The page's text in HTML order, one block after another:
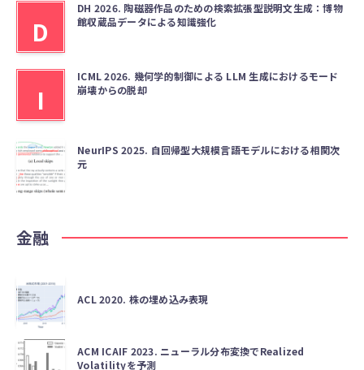
D
DH 2026. 陶磁器作品のための検索拡張型説明文生成：博物
館収蔵品データによる知識強化
I
ICML 2026. 幾何学的制御による LLM 生成におけるモード
崩壊からの脱却
NeurIPS 2025. 自回帰型大規模言語モデルにおける相関次
元
金融
ACL 2020. 株の埋め込み表現
ACM ICAIF 2023. ニューラル分布変換でRealized
Volatilityを予測